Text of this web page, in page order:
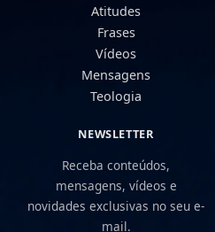
Atitudes
Frases
Vídeos
Mensagens
Teologia
NEWSLETTER
Receba conteúdos,
mensagens, vídeos e
novidades exclusivas no seu e-
mail.